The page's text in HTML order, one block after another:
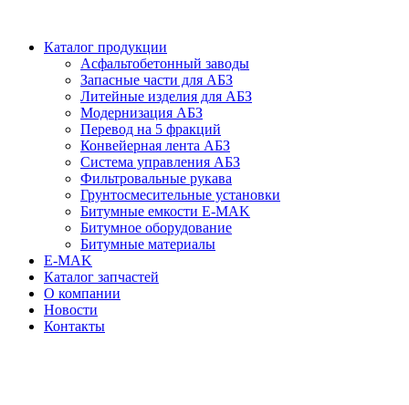
Каталог продукции
Асфальтобетонный заводы
Запасные части для АБЗ
Литейные изделия для АБЗ
Модернизация АБЗ
Перевод на 5 фракций
Конвейерная лента АБЗ
Система управления АБЗ
Фильтровальные рукава
Грунтосмесительные установки
Битумные емкости E-MAK
Битумное оборудование
Битумные материалы
E-MAK
Каталог запчастей
О компании
Новости
Контакты